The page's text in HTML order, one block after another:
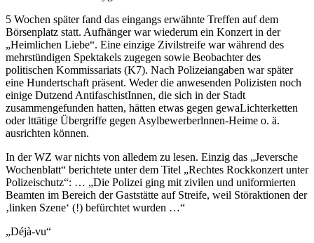
5 Wochen später fand das eingangs erwähnte Treffen auf dem
Börsenplatz statt. Aufhänger war wiederum ein Konzert in der
„Heimlichen Liebe“. Eine einzige Zivilstreife war während des
mehrstündigen Spektakels zugegen sowie Beobachter des
politischen Kommissariats (K7). Nach Polizeiangaben war später
eine Hundertschaft präsent. Weder die anwesenden Polizisten noch
einige Dutzend AntifaschistInnen, die sich in der Stadt
zusammengefunden hatten, hätten etwas gegen gewaLichterketten
oder lttätige Übergriffe gegen Asylbewerberlnnen-Heime o. ä.
ausrichten können.
In der WZ war nichts von alledem zu lesen. Einzig das „Jeversche
Wochenblatt“ berichtete unter dem Titel „Rechtes Rockkonzert unter
Polizeischutz“: … „Die Polizei ging mit zivilen und uniformierten
Beamten im Bereich der Gaststätte auf Streife, weil Störaktionen der
‚linken Szene‘ (!) befürchtet wurden …“
„Déjà-vu“